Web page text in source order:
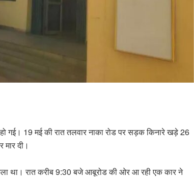
गई। 19 मई की रात तलवार नाका रोड पर सड़क किनारे खड़े 26
दी।
था। रात करीब 9:30 बजे आबूरोड की ओर आ रही एक कार ने